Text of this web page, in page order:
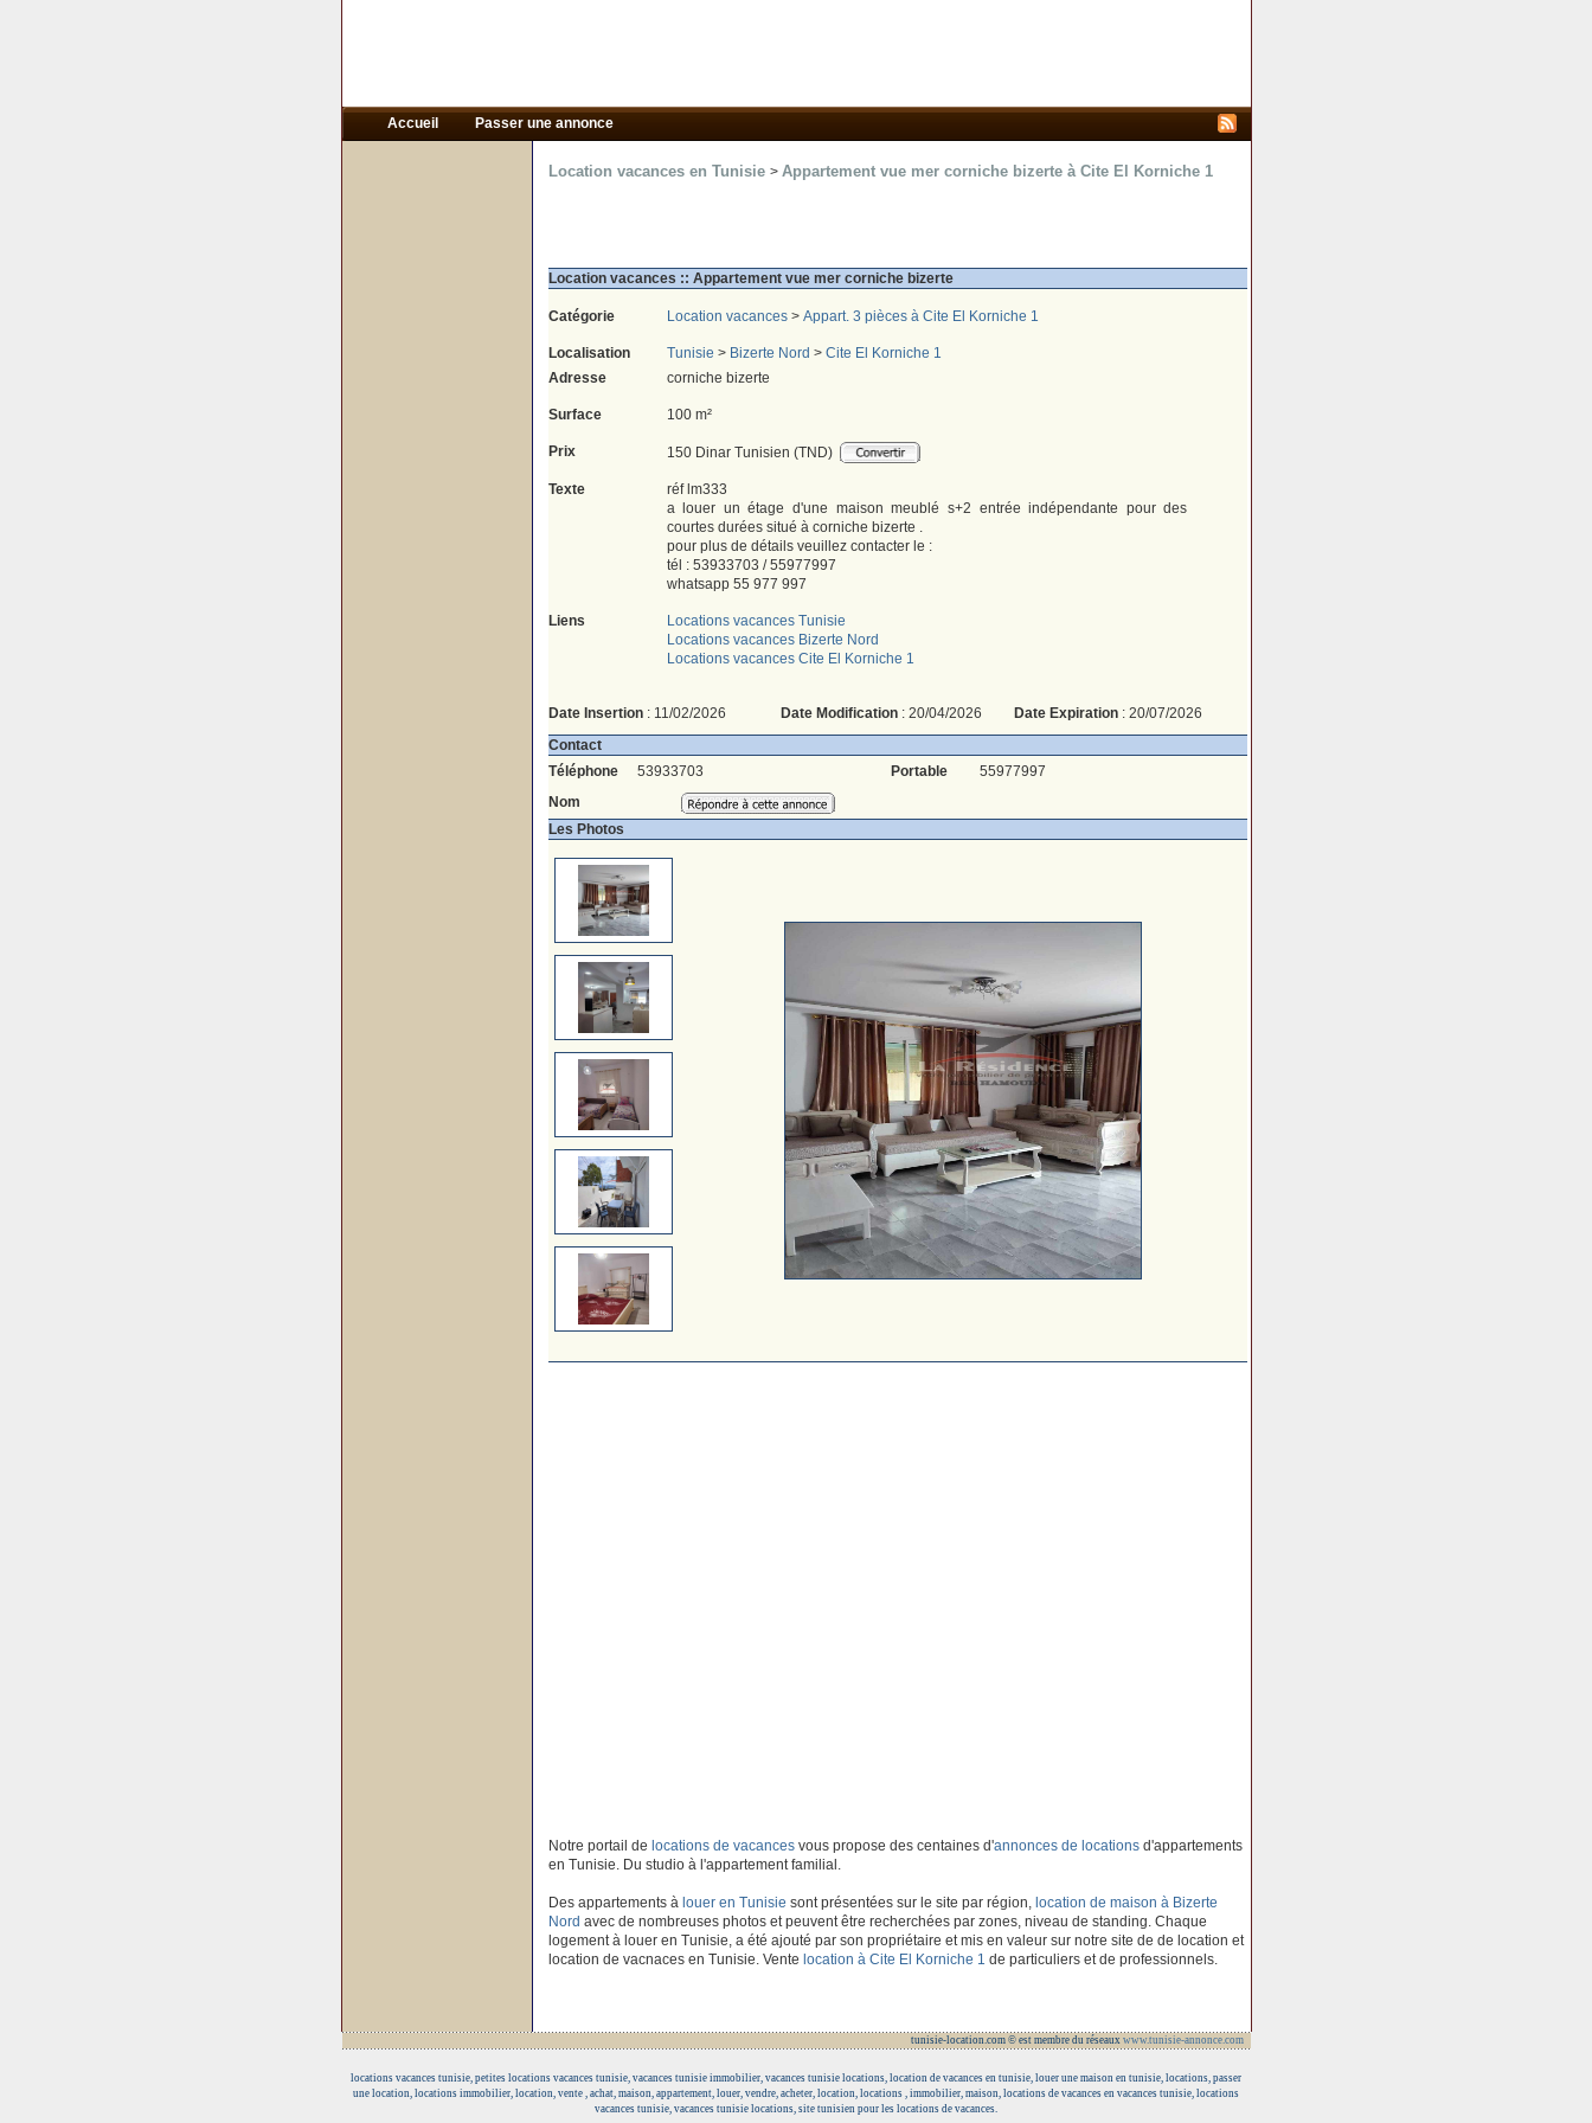
Accueil Passer une annonce
Location vacances en Tunisie > Appartement vue mer corniche bizerte à Cite El Korniche 1
Location vacances :: Appartement vue mer corniche bizerte
Catégorie Location vacances> Appart. 3 pièces à Cite El Korniche 1
Localisation Tunisie > Bizerte Nord > Cite El Korniche 1
Adresse
corniche bizerte
Surface 100 m²
Prix 150 Dinar Tunisien (TND)
Texte
réf lm333
a louer un étage d'une maison meublé s+2 entrée indépendante pour des
courtes durées situé à corniche bizerte .
pour plus de détails veuillez contacter le :
tél : 53933703 / 55977997
whatsapp 55 977 997
Liens
Locations vacances Tunisie
Locations vacances Bizerte Nord
Locations vacances Cite El Korniche 1
Date Insertion: 11/02/2026 Date Modification: 20/04/2026 Date Expiration: 20/07/2026
Contact
Téléphone
53933703 Portable
55977997
Nom
Les Photos
Notre portail de locations de vacances vous propose des centaines d'annonces de locationsd'appartements
en Tunisie. Du studio à l'appartement familial.
Des appartements à louer en Tunisie sont présentées sur le site par région, location de maison à Bizerte
Nord avec de nombreuses photos et peuvent être recherchées par zones, niveau de standing. Chaque
logement à louer en Tunisie, a été ajouté par son propriétaire et mis en valeur sur notre site de de location et
location de vacnaces en Tunisie. Vente location à Cite El Korniche 1 de particuliers et de professionnels.
tunisie-location.com © est membre du réseaux www.tunisie-annonce.com
locations vacances tunisie, petites locations vacances tunisie, vacances tunisie immobilier, vacances tunisie locations, location de vacances en tunisie, louer une maison en tunisie, locations, passer
une location, locations immobilier, location, vente , achat, maison, appartement, louer, vendre, acheter, location, locations , immobilier, maison, locations de vacances en vacances tunisie, locations
vacances tunisie, vacances tunisie locations, site tunisien pour les locations de vacances.